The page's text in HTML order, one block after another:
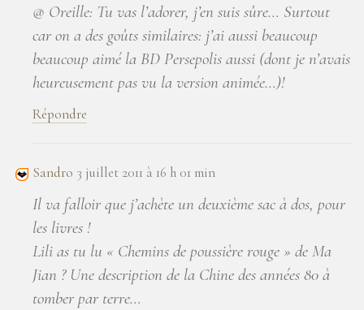
@ Oreille: Tu vas l’adorer, j’en suis sûre… Surtout
car on a des goûts similaires: j’ai aussi beaucoup
beaucoup aimé la BD Persepolis aussi (dont je n’avais
heureusement pas vu la version animée…)!
Répondre
Sandro 3 juillet 2011 à 16 h 01 min
Il va falloir que j’achète un deuxième sac à dos, pour
les livres !
Lili as tu lu « Chemins de poussière rouge » de Ma
Jian ? Une description de la Chine des années 80 à
tomber par terre…